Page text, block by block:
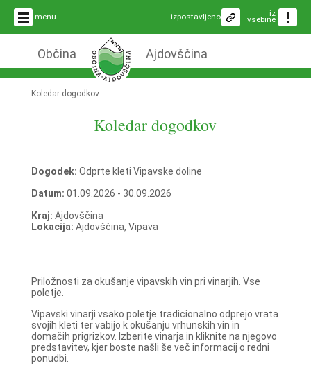
menu iz
vsebine
izpostavljeno
Občina Ajdovščina
Koledar dogodkov
Koledar dogodkov
Dogodek: Odprte kleti Vipavske doline
Datum: 01.09.2026 - 30.09.2026
Kraj: Ajdovščina
Lokacija: Ajdovščina, Vipava
Priložnosti za okušanje vipavskih vin pri vinarjih. Vse
poletje.
Vipavski vinarji vsako poletje tradicionalno odprejo vrata
svojih kleti ter vabijo k okušanju vrhunskih vin in
domačih prigrizkov. Izberite vinarja in kliknite na njegovo
predstavitev, kjer boste našli še več informacij o redni
ponudbi.